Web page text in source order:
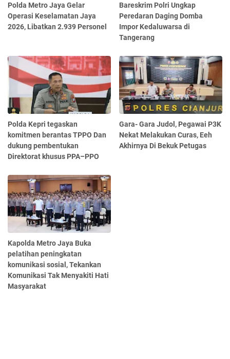
Polda Metro Jaya Gelar
Operasi Keselamatan Jaya
2026, Libatkan 2.939 Personel
Bareskrim Polri Ungkap
Peredaran Daging Domba
Impor Kedaluwarsa di
Tangerang
Polda Kepri tegaskan
komitmen berantas TPPO Dan
dukung pembentukan
Direktorat khusus PPA–PPO
Gara- Gara Judol, Pegawai P3K
Nekat Melakukan Curas, Eeh
Akhirnya Di Bekuk Petugas
Kapolda Metro Jaya Buka
pelatihan peningkatan
komunikasi sosial, Tekankan
Komunikasi Tak Menyakiti Hati
Masyarakat